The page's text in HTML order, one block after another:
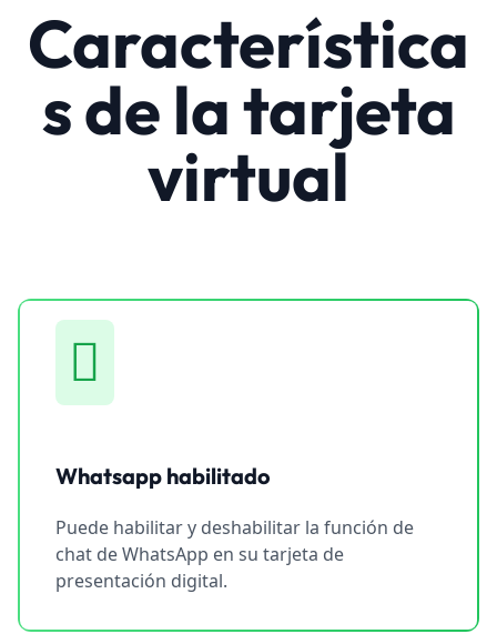
Característica
s de la tarjeta
virtual
Whatsapp habilitado
Puede habilitar y deshabilitar la función de
chat de WhatsApp en su tarjeta de
presentación digital.